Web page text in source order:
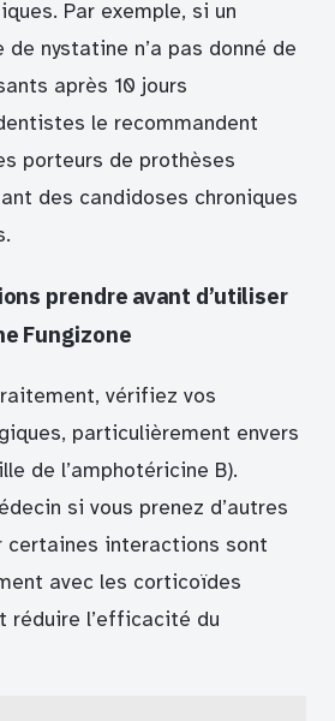
Par exemple, si un
nystatine n’a pas donné de
après 10 jours
le recommandent
porteurs de prothèses
des candidoses chroniques
prendre avant d’utiliser
Fungizone
vérifiez vos
particulièrement envers
de l’amphotéricine B).
si vous prenez d’autres
certaines interactions sont
avec les corticoïdes
réduire l’efficacité du